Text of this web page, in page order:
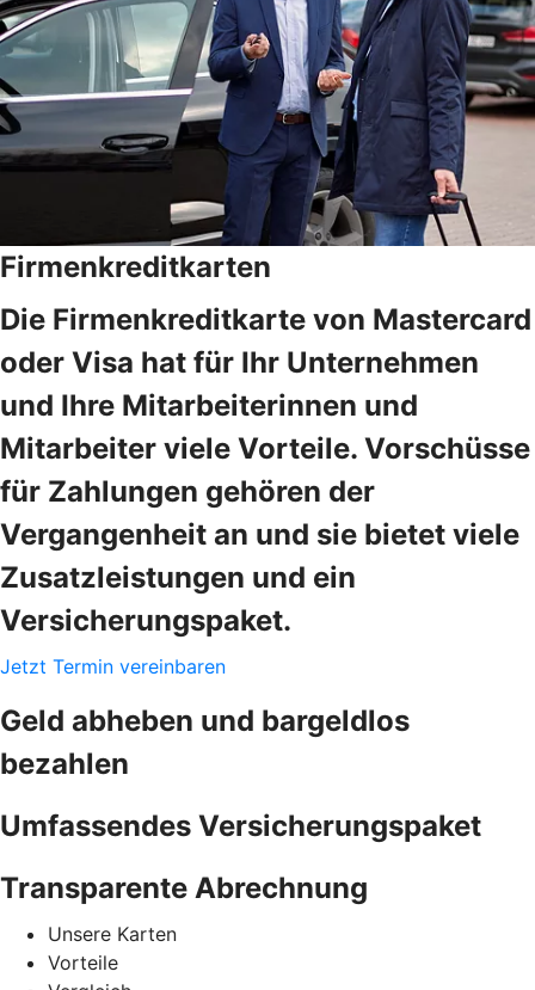
Firmenkreditkarten
Die Firmenkreditkarte von Mastercard
oder Visa hat für Ihr Unternehmen
und Ihre Mitarbeiterinnen und
Mitarbeiter viele Vorteile. Vorschüsse
für Zahlungen gehören der
Vergangenheit an und sie bietet viele
Zusatzleistungen und ein
Versicherungspaket.
Jetzt Termin vereinbaren
Geld abheben und bargeldlos
bezahlen
Umfassendes Versicherungspaket
Transparente Abrechnung
Unsere Karten
Vorteile